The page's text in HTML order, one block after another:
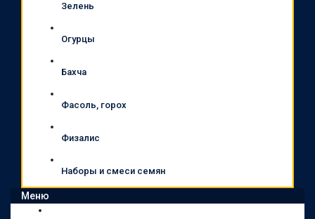
Зелень
Огурцы
Бахча
Фасоль, горох
Физалис
Наборы и смеси семян
Меню